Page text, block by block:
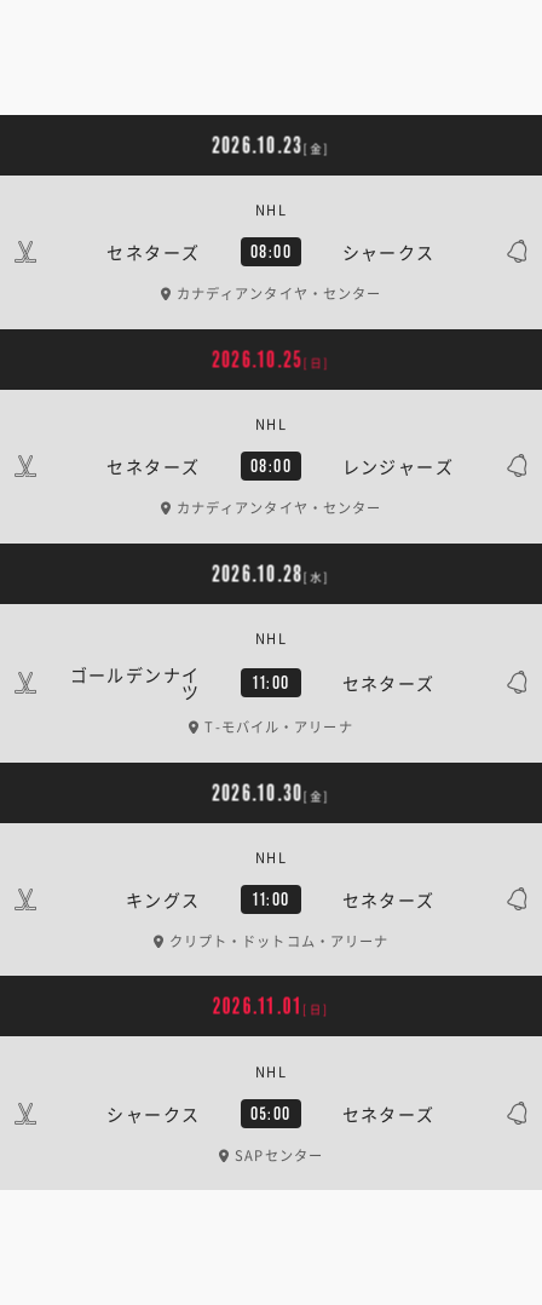
2026.10.23[金]
セネターズ 08:00 シャークス
NHL
カナディアンタイヤ・センター
2026.10.25[日]
セネターズ 08:00 レンジャーズ
NHL
カナディアンタイヤ・センター
2026.10.28[水]
ゴールデンナイ
ツ 11:00 セネターズ
NHL
T-モバイル・アリーナ
2026.10.30[金]
キングス 11:00 セネターズ
NHL
クリプト・ドットコム・アリーナ
2026.11.01 [日]
シャークス 05:00 セネターズ
NHL
SAPセンター